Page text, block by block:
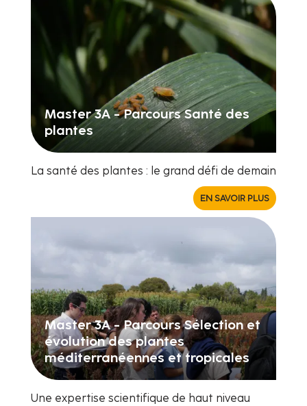
Master 3A - Parcours Santé des
plantes
La santé des plantes : le grand défi de demain
EN SAVOIR PLUS
Master 3A - Parcours Sélection et
évolution des plantes
méditerranéennes et tropicales
Une expertise scientifique de haut niveau